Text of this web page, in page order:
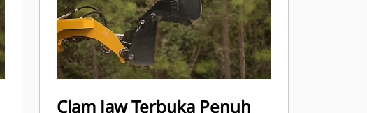
Clam Jaw Terbuka Penuh